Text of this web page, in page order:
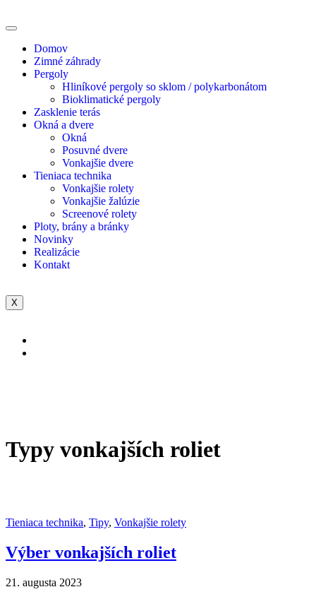
Domov
Zimné záhrady
Pergoly
Hliníkové pergoly so sklom / polykarbonátom
Bioklimatické pergoly
Zasklenie terás
Okná a dvere
Okná
Posuvné dvere
Vonkajšie dvere
Tieniaca technika
Vonkajšie rolety
Vonkajšie žalúzie
Screenové rolety
Ploty, brány a bránky
Novinky
Realizácie
Kontakt
X
Typy vonkajších roliet
Tieniaca technika, Tipy, Vonkajšie rolety
Výber vonkajších roliet
21. augusta 2023